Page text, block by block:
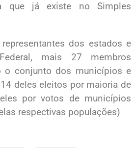
que já existe no Simples
dos estados e
mais 27 membros
o conjunto dos municípios e
deles eleitos por maioria de
por votos de municípios
respectivas populações)